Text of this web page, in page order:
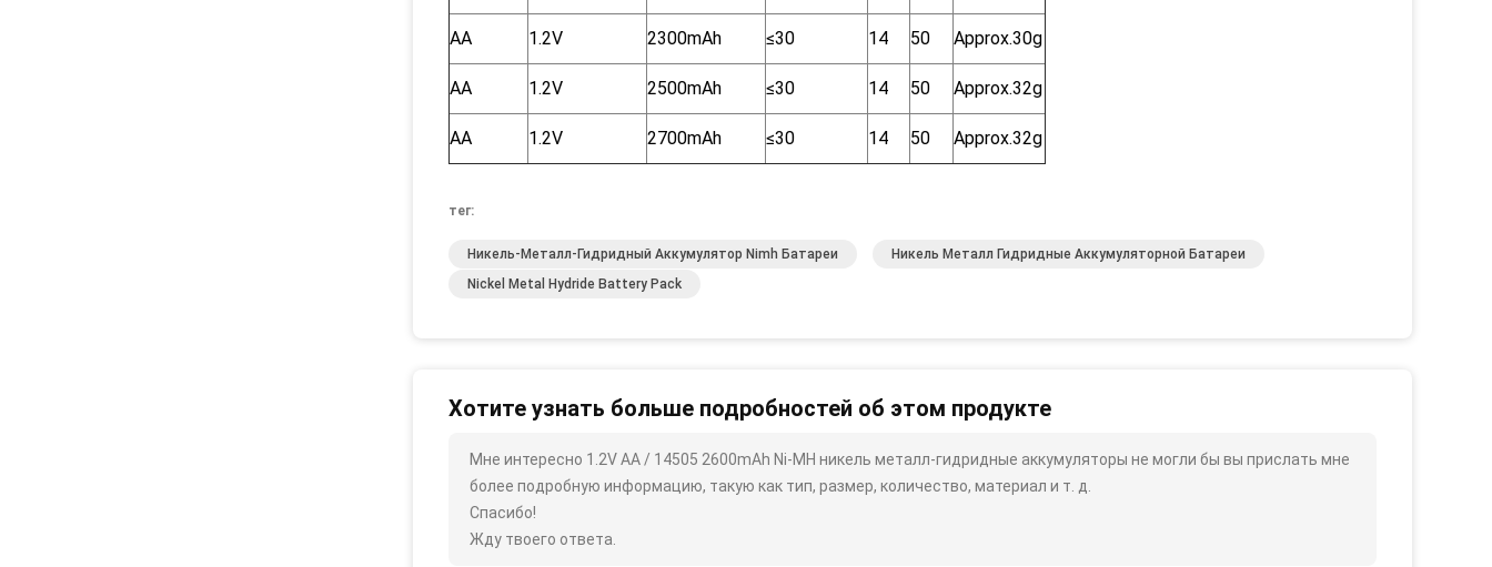
AA 1.2V 2300mAh ≤30 14 50 Approx.30g
AA 1.2V 2500mAh ≤30 14 50 Approx.32g
AA 1.2V 2700mAh ≤30 14 50 Approx.32g
тег:
Никель-Металл-Гидридный Аккумулятор Nimh Батареи
Никель Металл Гидридные Аккумуляторной Батареи
Nickel Metal Hydride Battery Pack
Хотите узнать больше подробностей об этом продукте
Мне интересно 1.2V AA / 14505 2600mAh Ni-MH никель металл-гидридные аккумуляторы не могли бы вы прислать мне
более подробную информацию, такую ​​как тип, размер, количество, материал и т. д.
Спасибо!
Жду твоего ответа.